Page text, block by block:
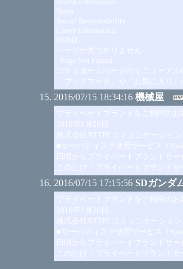
News
Social Responsibility
Carrer Information
HOME
ページが見つかりません
- Page Not Found -
コナミホームページのリニューア
「ブックマーク」や「お気に入り
2016/07/15 18:34:16 機械屋
プライベートブランドをご利用のお
2016年1月26日
株式会社NTTPCコミュニケーション
■サーバディスク使用サービス（
日頃からプライベートブランドサ
このたび「プライベートブランド
2016/07/15 17:15:56 SDガンダ
プライベートブランドをご利用のお
2016年1月26日
株式会社NTTPCコミュニケーション
■サーバディスク使用サービス（
日頃からプライベートブランドサ
このたび「プライベートブランド